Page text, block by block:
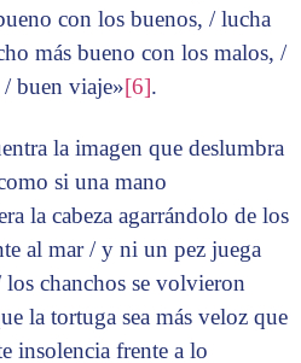
con los buenos, / lucha
más bueno con los malos, /
buen viaje»[6].
la imagen que deslumbra
si una mano
la cabeza agarrándolo de los
al mar / y ni un pez juega
chanchos se volvieron
la tortuga sea más veloz que
insolencia frente a lo